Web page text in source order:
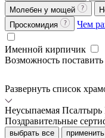
Молебен у мощей
Проскомидия
Чем
Именной кирпичик
Возможность поставить
Развернуть список
Неусыпаемая Псалтырь
Поздравительные
выбрать все применить